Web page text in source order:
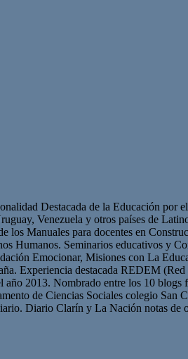
Destacada de la Educación por
Venezuela y otros países de
Manuales para docentes en
Humanos. Seminarios educativos y
Emocionar, Misiones con La
Experiencia destacada REDEM
2013. Nombrado entre los 10 blogs
de Ciencias Sociales colegio
Diario Clarín y La Nación notas de